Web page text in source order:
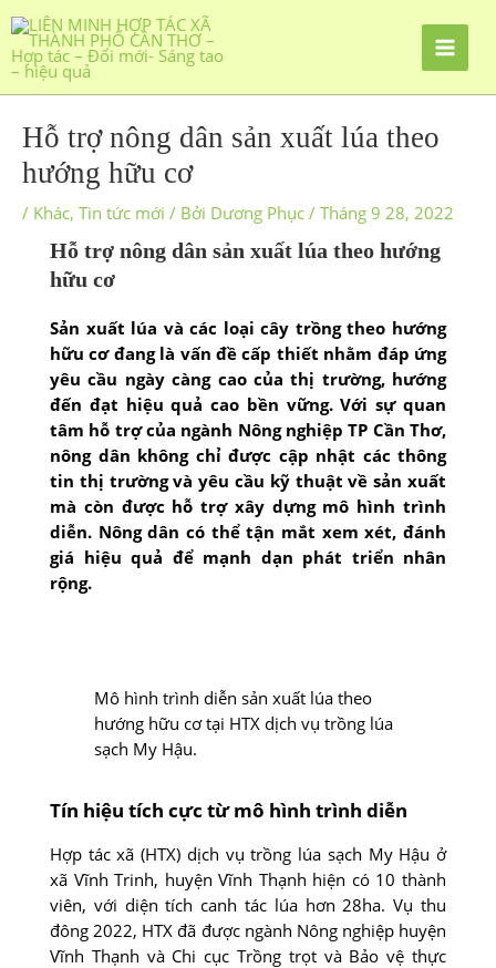
Hỗ trợ nông dân sản xuất lúa theo
hướng hữu cơ
/ Khác, Tin tức mới / Bởi Dương Phục / Tháng 9 28, 2022
Hỗ trợ nông dân sản xuất lúa theo hướng
hữu cơ
Sản xuất lúa và các loại cây trồng theo hướng
hữu cơ đang là vấn đề cấp thiết nhằm đáp ứng
yêu cầu ngày càng cao của thị trường, hướng
đến đạt hiệu quả cao bền vững. Với sự quan
tâm hỗ trợ của ngành Nông nghiệp TP Cần Thơ,
nông dân không chỉ được cập nhật các thông
tin thị trường và yêu cầu kỹ thuật về sản xuất
mà còn được hỗ trợ xây dựng mô hình trình
diễn. Nông dân có thể tận mắt xem xét, đánh
giá hiệu quả để mạnh dạn phát triển nhân
rộng.
Mô hình trình diễn sản xuất lúa theo
hướng hữu cơ tại HTX dịch vụ trồng lúa
sạch My Hậu.
Tín hiệu tích cực từ mô hình trình diễn
Hợp tác xã (HTX) dịch vụ trồng lúa sạch My Hậu ở
xã Vĩnh Trinh, huyện Vĩnh Thạnh hiện có 10 thành
viên, với diện tích canh tác lúa hơn 28ha. Vụ thu
đông 2022, HTX đã được ngành Nông nghiệp huyện
Vĩnh Thạnh và Chi cục Trồng trọt và Bảo vệ thực